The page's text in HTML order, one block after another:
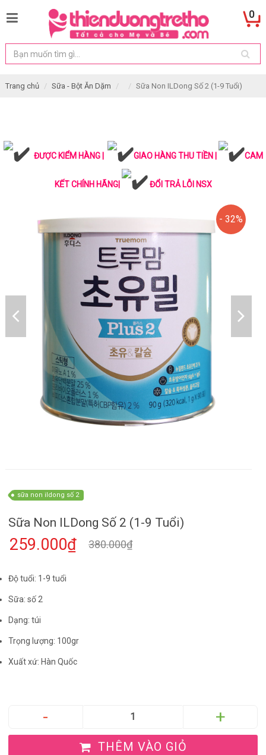
0
Trang chủ Sữa - Bột Ăn Dặm Sữa Non ILDong Số 2 (1-9 Tuổi)
ĐƯỢC KIỂM HÀNG | GIAO HÀNG THU TIỀN | CAM
KẾT CHÍNH HÃNG| ĐỔI TRẢ LỖI NSX
- 32%
sữa non ildong số 2
Sữa Non ILDong Số 2 (1-9 Tuổi)
259.000₫ 380.000₫
Độ tuổi: 1-9 tuổi
Sữa: số 2
Dạng: túi
Trọng lượng: 100gr
Xuất xứ: Hàn Quốc
THÊM VÀO GIỎ